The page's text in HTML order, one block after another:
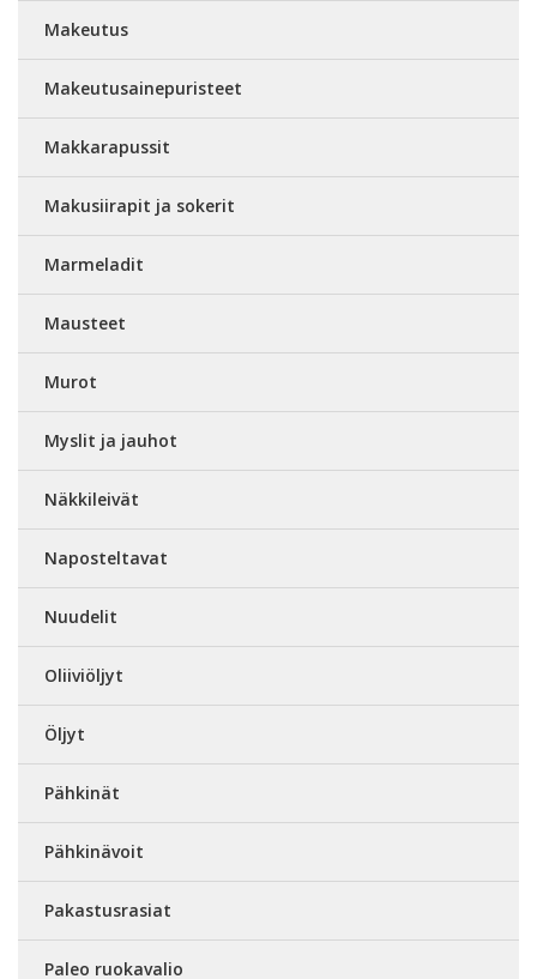
Makeutus
Makeutusainepuristeet
Makkarapussit
Makusiirapit ja sokerit
Marmeladit
Mausteet
Murot
Myslit ja jauhot
Näkkileivät
Naposteltavat
Nuudelit
Oliiviöljyt
Öljyt
Pähkinät
Pähkinävoit
Pakastusrasiat
Paleo ruokavalio